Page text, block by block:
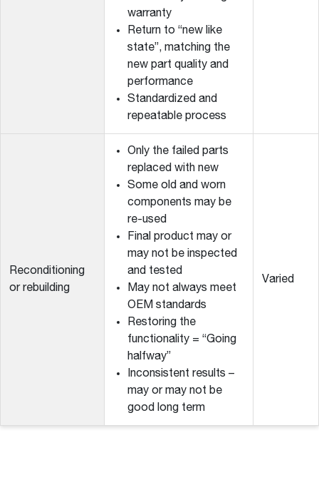
warranty
Return to “new like
state”, matching the
new part quality and
performance
Standardized and
repeatable process
Reconditioning
or rebuilding
Only the failed parts
replaced with new
Some old and worn
components may be
re-used
Final product may or
may not be inspected
and tested
May not always meet
OEM standards
Restoring the
functionality = “Going
halfway”
Inconsistent results –
may or may not be
good long term
Varied